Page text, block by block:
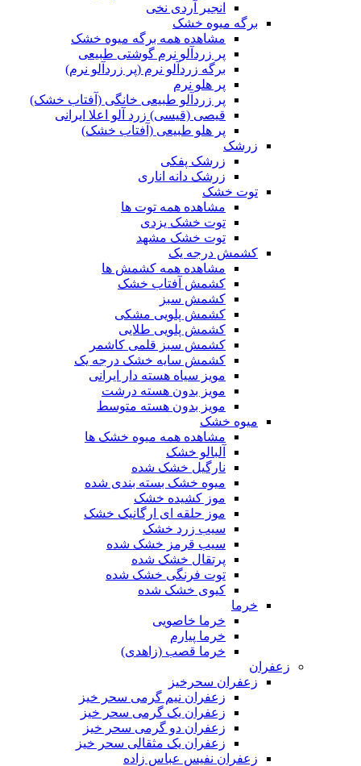
انجیر آردی نخی
برگه میوه خشک
مشاهده همه برگه میوه خشک
پر زردآلو نرم گوشتی طبیعی
برگه زردآلو نرم (پر زردآلو نرم)
پر هلو نرم
پر زردآلو طبیعی خانگی (آفتاب خشک)
قیصی (قیسی) زرد آلو اعلا ایرانی
پر هلو طبیعی (آفتاب خشک)
زرشک
زرشک پفکی
زرشک دانه اناری
توت خشک
مشاهده همه توت ها
توت خشک یزدی
توت خشک مشهد
کشمش درجه یک
مشاهده همه کشمش ها
کشمش آفتاب خشک
کشمش سبز
کشمش پلویی مشکی
کشمش پلویی طلایی
کشمش سبز قلمی کاشمر
کشمش سایه خشک درجه یک
مویز سیاه هسته دار ایرانی
مویز بدون هسته درشت
مویز بدون هسته متوسط
میوه خشک
مشاهده همه میوه خشک ها
آلبالو خشک
نارگیل خشک شده
میوه خشک بسته بندی شده
موز کشیده خشک
موز حلقه ای ارگانیک خشک
سیب زرد خشک
سیب قرمز خشک شده
پرتقال خشک شده
توت فرنگی خشک شده
کیوی خشک شده
خرما
خرما خاصویی
خرما پیارم
خرما قصب (زاهدی)
زعفران
زعفران سحرخیز
زعفران نیم گرمی سحر خیز
زعفران یک گرمی سحر خیز
زعفران دو گرمی سحر خیز
زعفران یک مثقالی سحر خیز
زعفران نفیس عباس زاده